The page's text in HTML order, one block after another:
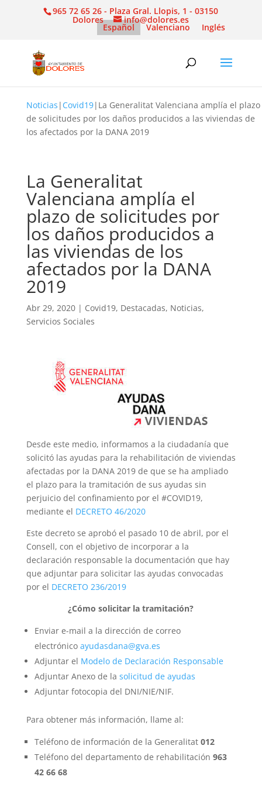
965 72 65 26 - Plaza Gral. Llopis, 1 - 03150
Dolores info@dolores.es
Español Valenciano Inglés
Noticias | Covid19| La Generalitat Valenciana amplía el plazo
de solicitudes por los daños producidos a las viviendas de
los afectados por la DANA 2019
La Generalitat
Valenciana amplía el
plazo de solicitudes por
los daños producidos a
las viviendas de los
afectados por la DANA
2019
Abr 29, 2020| Covid19, Destacadas, Noticias,
Servicios Sociales
Desde este medio, informamos a la ciudadanía que
solicitó las ayudas para la rehabilitación de viviendas
afectadas por la DANA 2019 de que se ha ampliado
el plazo para la tramitación de sus ayudas sin
perjuicio del confinamiento por el #COVID19,
mediante el DECRETO 46/2020
Este decreto se aprobó el pasado 10 de abril, por el
Consell, con el objetivo de incorporar a la
declaración responsable la documentación que hay
que adjuntar para solicitar las ayudas convocadas
por el DECRETO 236/2019
¿Cómo solicitar la tramitación?
Enviar e-mail a la dirección de correo
electrónico ayudasdana@gva.es
Adjuntar el Modelo de Declaración Responsable
Adjuntar Anexo de la solicitud de ayudas
Adjuntar fotocopia del DNI/NIE/NIF.
Para obtener más información, llame al:
Teléfono de información de la Generalitat 012
Teléfono del departamento de rehabilitación 963
42 66 68